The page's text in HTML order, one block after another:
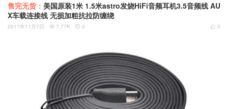
售完无货： 美国原装1米 1.5米astro发烧HiFi音频耳机3.5音频线 AU
X车载连接线 无损加粗抗拉防缠绕
 0
2017年11月7日  7.77K  0